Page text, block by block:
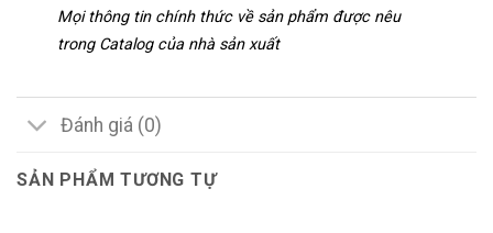
Mọi thông tin chính thức về sản phẩm được nêu
trong Catalog của nhà sản xuất
Đánh giá (0)
SẢN PHẨM TƯƠNG TỰ